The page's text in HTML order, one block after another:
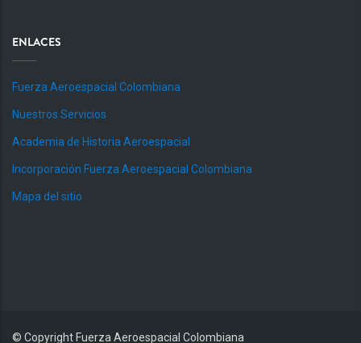
ENLACES
Fuerza Aeroespacial Colombiana
Nuestros Servicios
Academia de Historia Aeroespacial
Incorporación Fuerza Aeroespacial Colombiana
Mapa del sitio
© CopyrightFuerza Aeroespacial Colombiana